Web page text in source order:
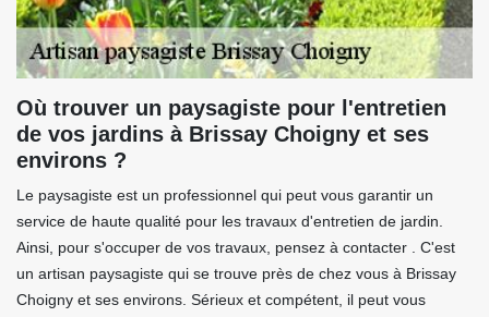
Où trouver un paysagiste pour l'entretien
de vos jardins à Brissay Choigny et ses
environs ?
Le paysagiste est un professionnel qui peut vous garantir un
service de haute qualité pour les travaux d'entretien de jardin.
Ainsi, pour s'occuper de vos travaux, pensez à contacter . C'est
un artisan paysagiste qui se trouve près de chez vous à Brissay
Choigny et ses environs. Sérieux et compétent, il peut vous